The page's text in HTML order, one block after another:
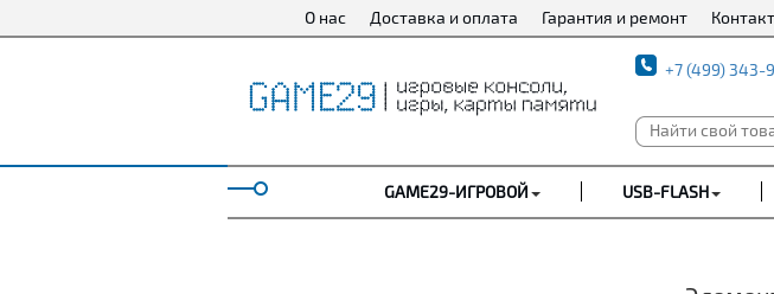
О нас Доставка и оплата Гарантия и ремонт
+7 (499) 343-
GAME29-ИГРОВОЙ USB-FLASH